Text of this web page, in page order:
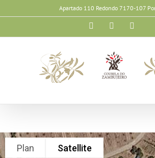
to
Apartado 110 Redondo 7170-107
Facebook
Plan Satellite